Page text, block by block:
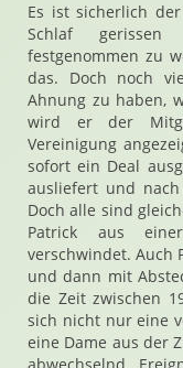
Es ist sicherlich
Schlaf
festgenommen zu
das. Doch noch
Ahnung zu haben,
wird er der
Vereinigung
sofort ein Deal
ausliefert und
Doch alle sind
Patrick aus
verschwindet. Auch
und dann mit
die Zeit zwischen
sich nicht nur eine
eine Dame aus der